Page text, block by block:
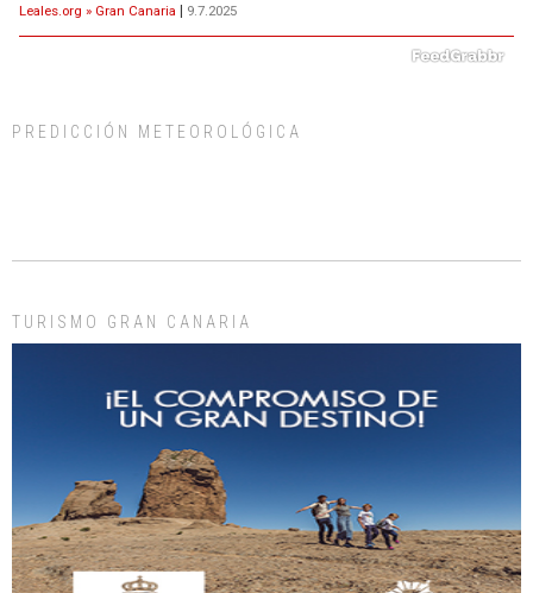
Leales.org » Gran Canaria | 9.7.2025
días, ella incluida...
Gato manso encontrado
Este gato macho ha aparecido en la calle hace menos de un mes, es muy
manso y extremadamente cari...
Leales.org » Gran Canaria | 9.7.2025
PREDICCIÓN METEOROLÓGICA
TURISMO GRAN CANARIA